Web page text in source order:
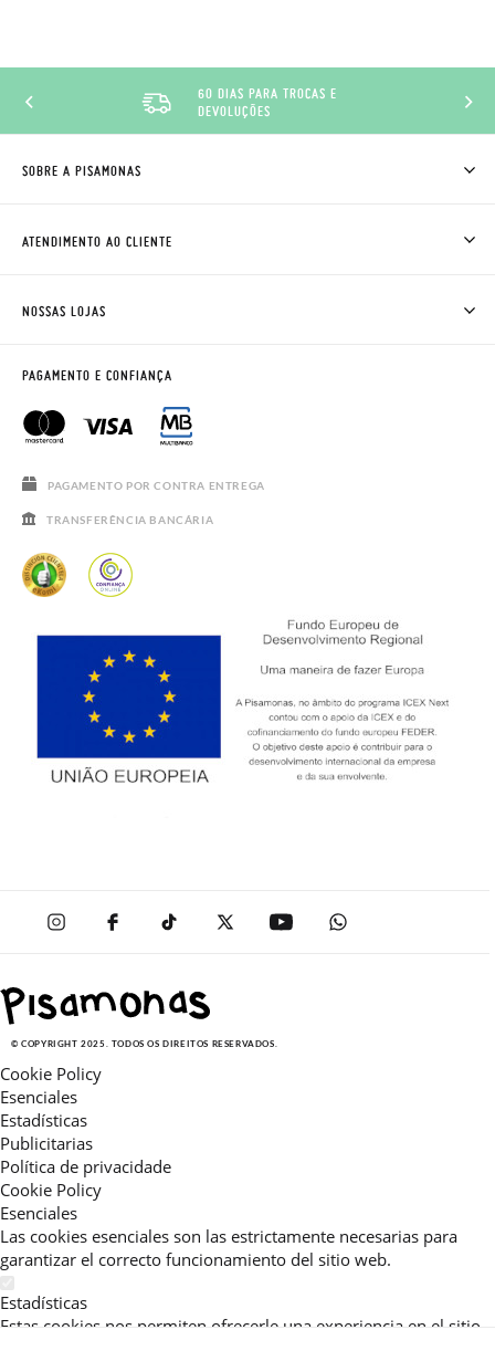
60 DIAS PARA TROCAS E
DEVOLUÇÕES
SOBRE A PISAMONAS
AVISO LEGAL, PRIVACIDADE E COOKIES
SALDOS
ATENDIMENTO AO CLIENTE
HORÁRIO
PERGUNTAS FREQUENTES
NOSSAS LOJAS
PAGAMENTO E CONFIANÇA
PAGAMENTO POR CONTRA ENTREGA
TRANSFERÊNCIA BANCÁRIA
© COPYRIGHT 2025. TODOS OS DIREITOS RESERVADOS.
Cookie Policy
Esenciales
Estadísticas
Publicitarias
Política de privacidade
Cookie Policy
Esenciales
Las cookies esenciales son las estrictamente necesarias para
garantizar el correcto funcionamiento del sitio web.
Estadísticas
Estas cookies nos permiten ofrecerle una experiencia en el sitio